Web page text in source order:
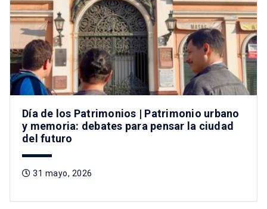
Día de los Patrimonios | Patrimonio urbano
y memoria: debates para pensar la ciudad
del futuro
31 mayo, 2026